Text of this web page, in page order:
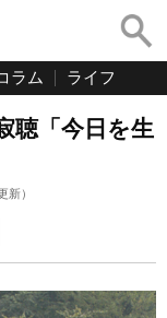
ラム ライフ
聴「今日を生
新）